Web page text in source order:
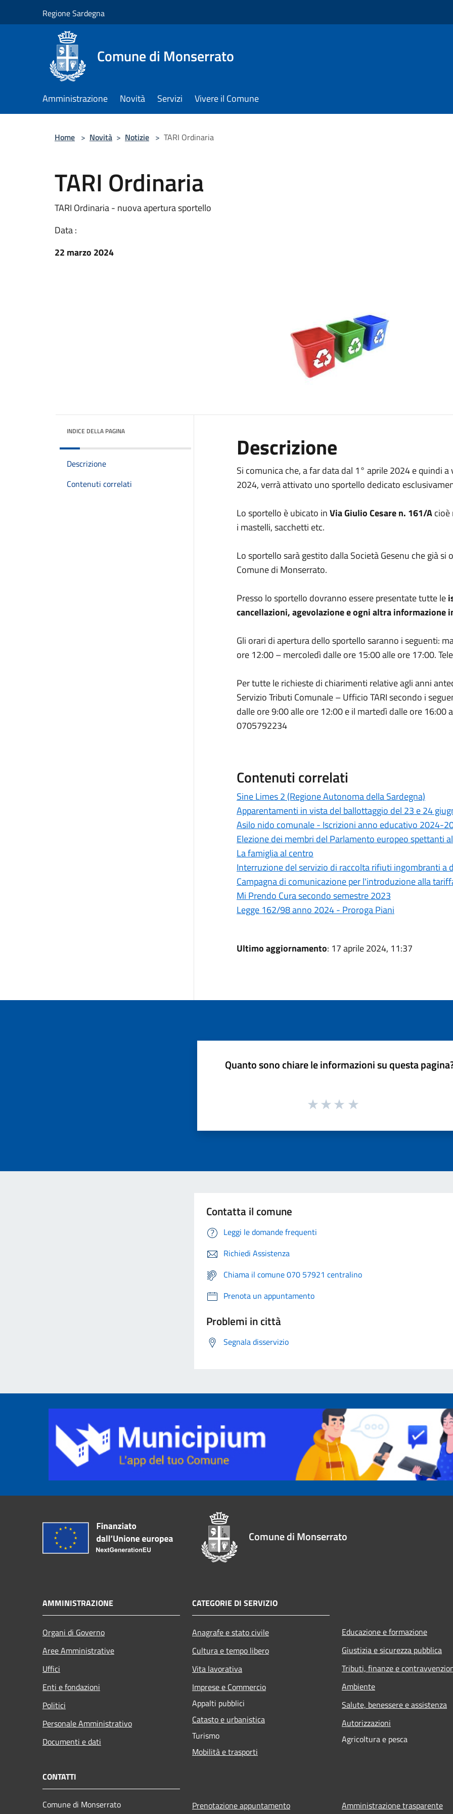
Regione Sardegna
Comune di Monserrato
Amministrazione Novità Servizi Vivere il Comune
Home > Novità > Notizie > TARI Ordinaria
TARI Ordinaria
TARI Ordinaria - nuova apertura sportello
Data :
22 marzo 2024
INDICE DELLA PAGINA
Descrizione
Contenuti correlati
Descrizione
Si comunica che, a far data dal 1° aprile 2024 e quindi
2024, verrà attivato uno sportello dedicato
Lo sportello è ubicato inVia Giulio Cesare n. 161/Acioè
i mastelli, sacchetti etc.
Lo sportello sarà gestito dalla Società Gesenu che già
Comune di Monserrato.
Presso lo sportello dovranno essere presentate tutte le
cancellazioni, agevolazione e ogni altra informazione
Gli orari di apertura dello sportello saranno i seguenti:
ore 12:00 – mercoledì dalle ore 15:00 alle ore 17:00.
Per tutte le richieste di chiarimenti relative agli anni
Servizio Tributi Comunale – Ufficio TARI secondo i
dalle ore 9:00 alle ore 12:00 e il martedì dalle ore
0705792234
Contenuti correlati
Sine Limes 2 (Regione Autonoma della Sardegna)
Apparentamenti in vista del ballottaggio del 23 e 24
Asilo nido comunale - Iscrizioni anno educativo 2024-
Elezione dei membri del Parlamento europeo spettanti
La famiglia al centro
Interruzione del servizio di raccolta rifiuti ingombranti a
Campagna di comunicazione per l'introduzione alla
Mi Prendo Cura secondo semestre 2023
Legge 162/98 anno 2024 - Proroga Piani
Ultimo aggiornamento: 17 aprile 2024, 11:37
Quanto sono chiare le informazioni su questa
Contatta il comune
Leggi le domande frequenti
Richiedi Assistenza
Chiama il comune 070 57921 centralino
Prenota un appuntamento
Problemi in città
Segnala disservizio
Comune di Monserrato
AMMINISTRAZIONE
Organi di Governo
Aree Amministrative
Uffici
Enti e fondazioni
Politici
Personale Amministrativo
Documenti e dati
CATEGORIE DI SERVIZIO
Anagrafe e stato civile
Cultura e tempo libero
Vita lavorativa
Imprese e Commercio
Appalti pubblici
Catasto e urbanistica
Turismo
Mobilità e trasporti
Educazione e formazione
Giustizia e sicurezza pubblica
Tributi, finanze e
Ambiente
Salute, benessere e assistenza
Autorizzazioni
Agricoltura e pesca
CONTATTI
Comune di Monserrato
Prenotazione appuntamento Amministrazione trasparente